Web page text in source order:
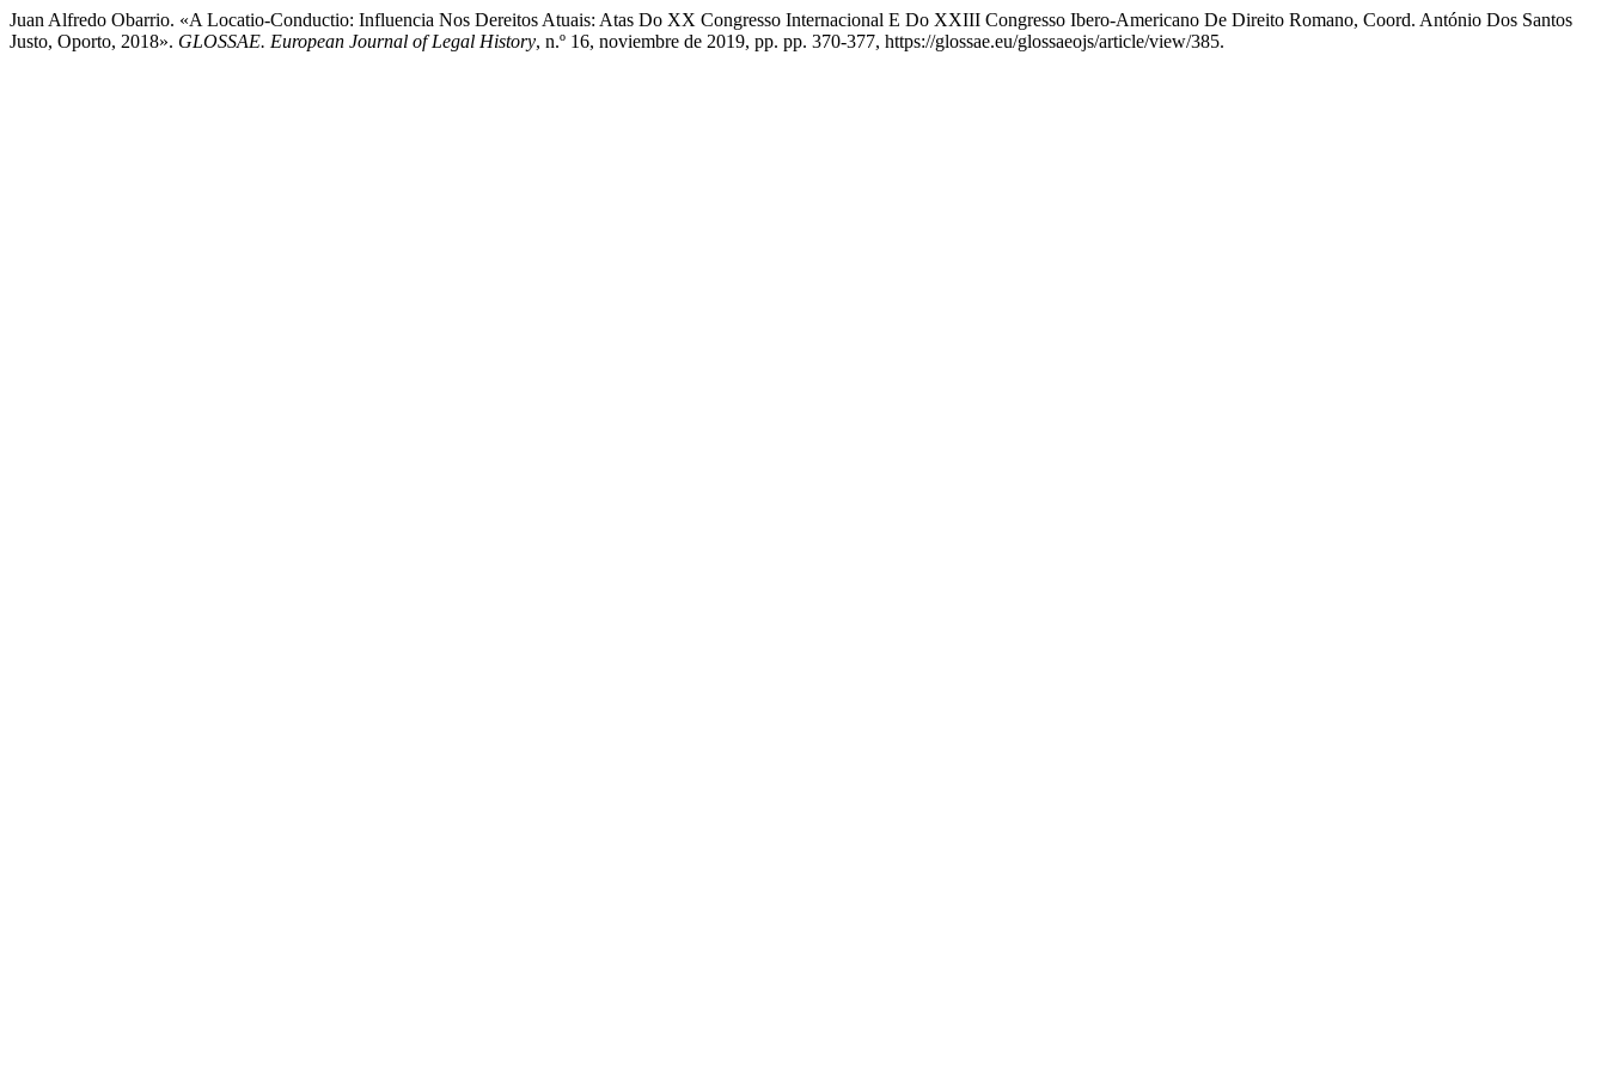
Juan Alfredo Obarrio. «A Locatio-Conductio: Influencia Nos Dereitos Atuais: Atas Do XX Congresso Internacional E Do XXIII Congresso Ibero-Americano De Direito Romano, Coord. António Dos Santos
Justo, Oporto, 2018». GLOSSAE. European Journal of Legal History, n.º 16, noviembre de 2019, pp. pp. 370-377, https://glossae.eu/glossaeojs/article/view/385.